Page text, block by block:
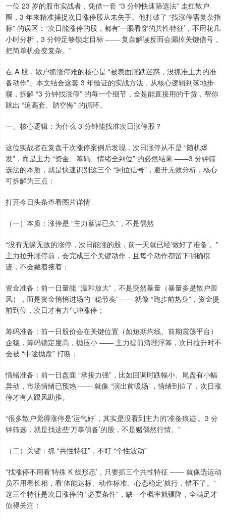
一位 23 岁的股市实战者，凭借一套 “3 分钟快速筛选法” 走红散户
圈，3 年来精准捕捉次日涨停股从未失手。他打破了 “找涨停需复杂指
标” 的误区：“次日能涨停的股，都有'一眼看穿的共性特征’，不用花几
小时分析，3 分钟足够锁定目标 —— 复杂解读反而会漏掉关键信号，
把简单机会变复杂。”
在 A 股，散户抓涨停难的核心是 “被表面涨跌迷惑，没抓准主力的准
备动作”。本文结合这套 3 年验证的实战方法，从核心逻辑到落地步
骤，拆解 “3 分钟找涨停” 的每一个细节，全是能直接用的干货，帮你
跳出 “追高套、踏空悔” 的循环。
一、核心逻辑：为什么 3 分钟能找准次日涨停股？
这位实战者在复盘千次涨停案例后发现，次日涨停从不是 “随机爆
发”，而是主力 “资金、筹码、情绪全到位” 的必然结果 ——3 分钟筛
选法的本质，就是快速识别这三个 “到位信号”，避开无效分析，核心
可拆解为三点：
打开今日头条查看图片详情
（一）本质：涨停是 “主力蓄谋已久”，不是偶然
“没有无缘无故的涨停，次日能涨的股，前一天就已经'做好了准备’。”
主力拉升涨停前，会完成三个关键动作，且每个动作都留下明确痕
迹，不会藏着掖着：
资金准备：前一日量能 “温和放大”，不是突然暴量（暴量多是散户跟
风），而是资金悄悄进场的 “稳节奏”—— 就像 “跑步前热身”，资金提
前到位，次日才有力气冲涨停；
筹码准备：前一日股价会在关键位置（如短期均线、前期震荡平台）
企稳，筹码锁定度高，抛压小 —— 主力提前清理浮筹，次日拉升时不
会被 “中途抛盘” 打断；
情绪准备：前一日盘面 “承接力强”，比如回调时跌幅小、尾盘有小幅
异动，市场情绪已预热 —— 就像 “演出前暖场”，情绪到位了，次日涨
停才有人跟风助推。
“很多散户觉得涨停是'运气好’，其实是没看到主力的'准备痕迹’。3 分
钟筛选，就是找这些'万事俱备’的股，不是赌偶然行情。”
（二）关键：抓 “共性特征”，不盯 “个性波动”
“找涨停不用看'特殊 K 线形态’，只要抓三个共性特征 —— 就像选运动
员不用看长相，看'体能达标、动作标准、心态稳定’就行，错不了。”
这三个特征是次日涨停的 “必要条件”，缺一个概率就骤降，全满足才
值得关注：